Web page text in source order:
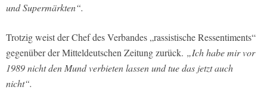
und Supermärkten“.
Trotzig weist der Chef des Verbandes „rassistische Ressentiments“
gegenüber der Mitteldeutschen Zeitung zurück. „Ich habe mir vor
1989 nicht den Mund verbieten lassen und tue das jetzt auch
nicht“.